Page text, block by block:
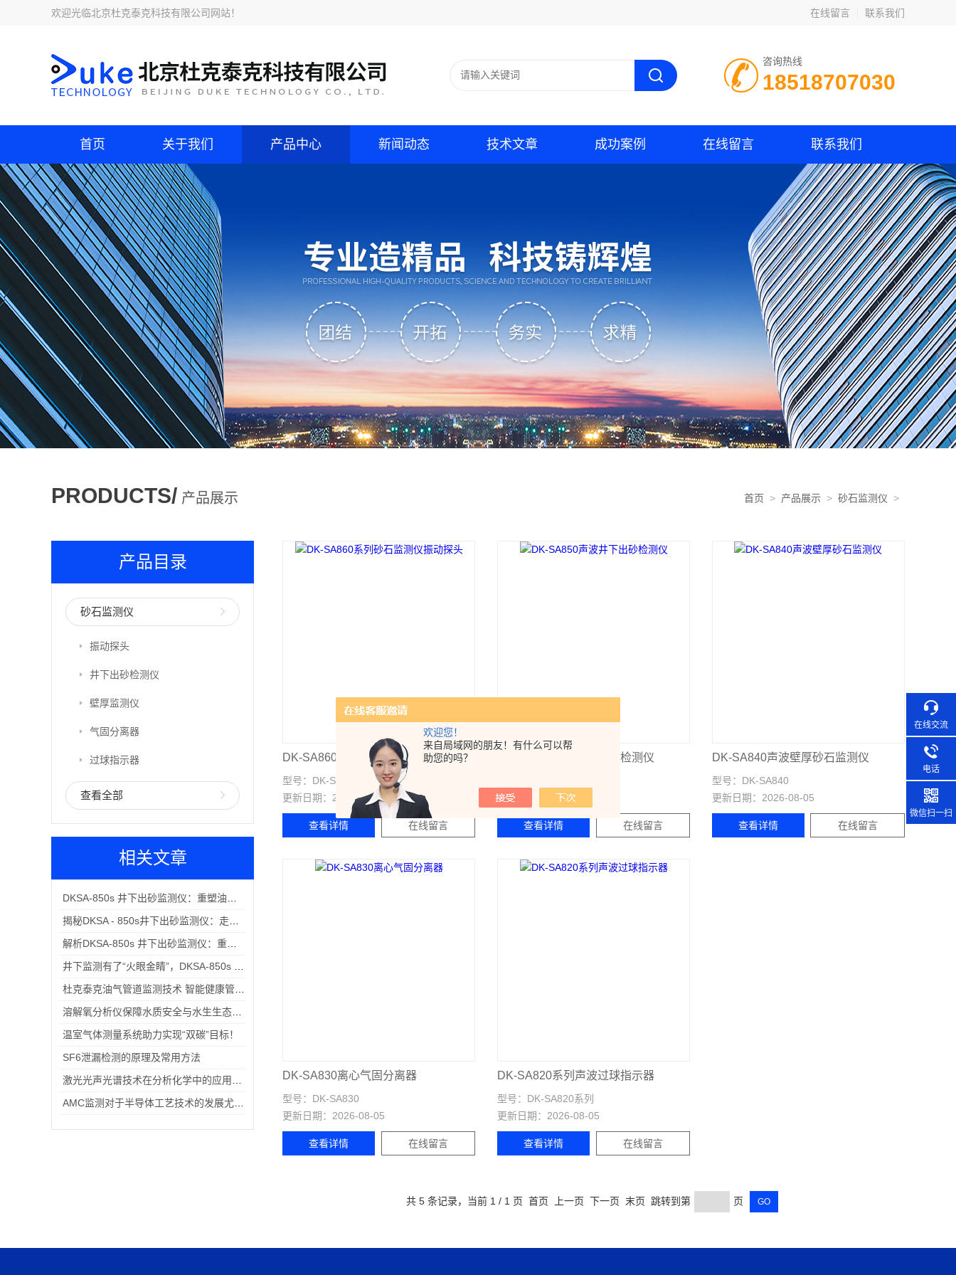
欢迎您！
来自局域网的朋友！有什么可以帮
助您的吗？
欢迎光临北京杜克泰克科技有限公司网站！ 在线留言 联系我们
咨询热线
18518707030
首页 关于我们 产品中心 新闻动态 技术文章 成功案例 在线留言 联系我们
PRODUCTS/ 产品展示 首页 > 产品展示 > 砂石监测仪 >
产品目录
砂石监测仪
振动探头
井下出砂检测仪
壁厚监测仪
气固分离器
过球指示器
查看全部
相关文章
温室气体测量系统助力实现“双碳”目标！
SF6泄漏检测的原理及常用方法
DK-SA860系列砂石监测仪振动探头
型号： DK-SA860系列
更新日期： 2026-08-05
查看详情 在线留言
DK-SA850声波井下出砂检测仪
更新日期：
2026-08-05
查看详情 在线留言
DK-SA840声波壁厚砂石监测仪
型号： DK-SA840
更新日期： 2026-08-05
查看详情 在线留言
DK-SA830离心气固分离器
型号： DK-SA830
更新日期： 2026-08-05
查看详情 在线留言
DK-SA820系列声波过球指示器
型号： DK-SA820系列
更新日期： 2026-08-05
查看详情 在线留言
共 5 条记录，当前 1 / 1 页 首页 上一页 下一页 末页 跳转到第 页
在线交流
电话
微信扫一扫